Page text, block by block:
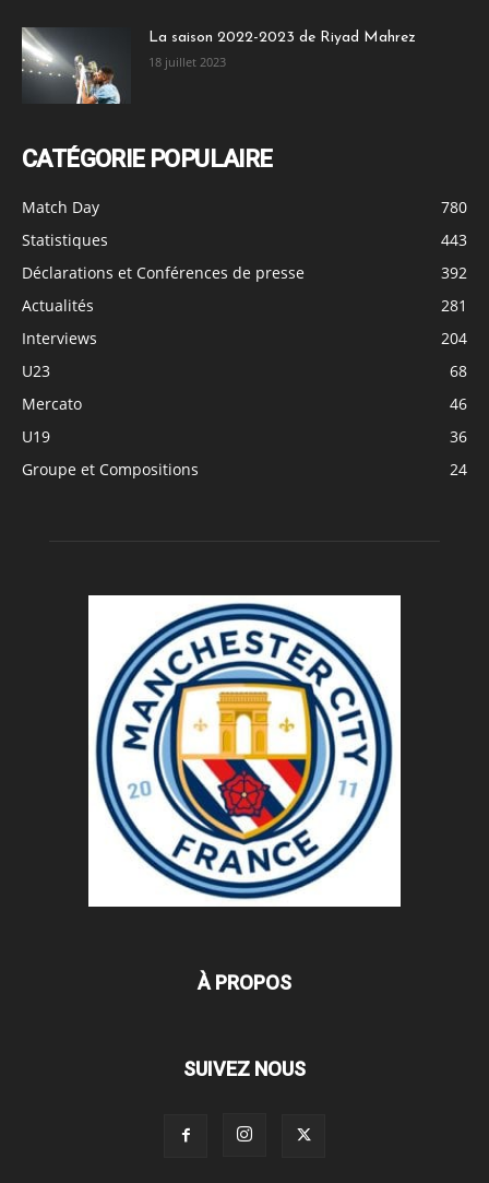
La saison 2022-2023 de Riyad Mahrez
18 juillet 2023
CATÉGORIE POPULAIRE
Match Day
780
Statistiques
443
Déclarations et Conférences de presse
392
Actualités
281
Interviews
204
U23
68
Mercato
46
U19
36
Groupe et Compositions
24
À PROPOS
SUIVEZ NOUS